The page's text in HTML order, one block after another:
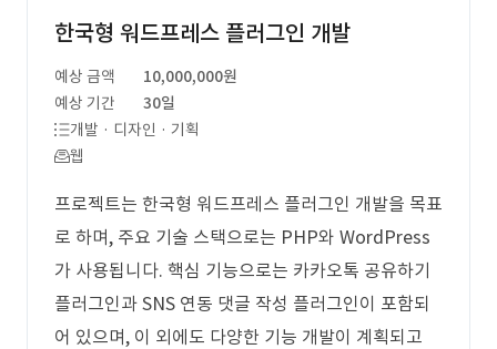
한국형 워드프레스 플러그인 개발
예상 금액
10,000,000원
예상 기간
30일
개발 · 디자인 · 기획
웹
프로젝트는 한국형 워드프레스 플러그인 개발을 목표
로 하며, 주요 기술 스택으로는 PHP와 WordPress
가 사용됩니다. 핵심 기능으로는 카카오톡 공유하기
플러그인과 SNS 연동 댓글 작성 플러그인이 포함되
어 있으며, 이 외에도 다양한 기능 개발이 계획되고